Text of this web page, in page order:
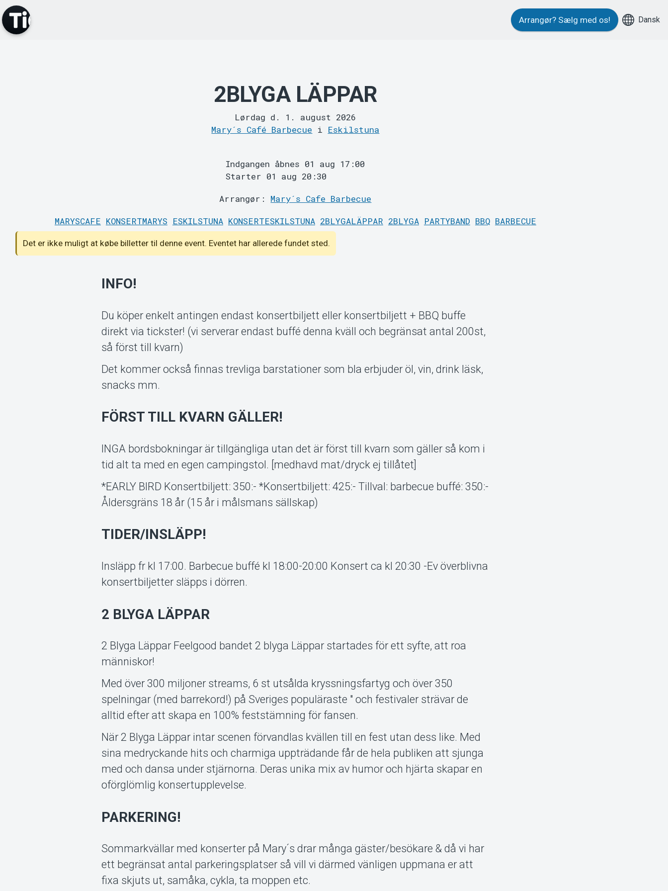
Arrangør? Sælg med os! Dansk
2BLYGA LÄPPAR
Lørdag d. 1. august 2026
Mary´s Café Barbecue i Eskilstuna
Indgangen åbnes 01 aug 17:00
Starter 01 aug 20:30
Arrangør: Mary´s Cafe Barbecue
MARYSCAFE KONSERTMARYS ESKILSTUNA KONSERTESKILSTUNA 2BLYGALÄPPAR 2BLYGA PARTYBAND BBQ BARBECUE
Det er ikke muligt at købe billetter til denne event. Eventet har allerede fundet sted.
INFO!
Du köper enkelt antingen endast konsertbiljett eller konsertbiljett + BBQ buffe
direkt via tickster! (vi serverar endast buffé denna kväll och begränsat antal 200st,
så först till kvarn)
Det kommer också finnas trevliga barstationer som bla erbjuder öl, vin, drink läsk,
snacks mm.
FÖRST TILL KVARN GÄLLER!
INGA bordsbokningar är tillgängliga utan det är först till kvarn som gäller så kom i
tid alt ta med en egen campingstol. [medhavd mat/dryck ej tillåtet]
*EARLY BIRD Konsertbiljett: 350:- *Konsertbiljett: 425:- Tillval: barbecue buffé: 350:-
Åldersgräns 18 år (15 år i målsmans sällskap)
TIDER/INSLÄPP!
Insläpp fr kl 17:00. Barbecue buffé kl 18:00-20:00 Konsert ca kl 20:30 -Ev överblivna
konsertbiljetter släpps i dörren.
2 BLYGA LÄPPAR
2 Blyga Läppar Feelgood bandet 2 blyga Läppar startades för ett syfte, att roa
människor!
Med över 300 miljoner streams, 6 st utsålda kryssningsfartyg och över 350
spelningar (med barrekord!) på Sveriges populäraste " och festivaler strävar de
alltid efter att skapa en 100% feststämning för fansen.
När 2 Blyga Läppar intar scenen förvandlas kvällen till en fest utan dess like. Med
sina medryckande hits och charmiga uppträdande får de hela publiken att sjunga
med och dansa under stjärnorna. Deras unika mix av humor och hjärta skapar en
oförglömlig konsertupplevelse.
PARKERING!
Sommarkvällar med konserter på Mary´s drar många gäster/besökare & då vi har
ett begränsat antal parkeringsplatser så vill vi därmed vänligen uppmana er att
fixa skjuts ut, samåka, cykla, ta moppen etc.